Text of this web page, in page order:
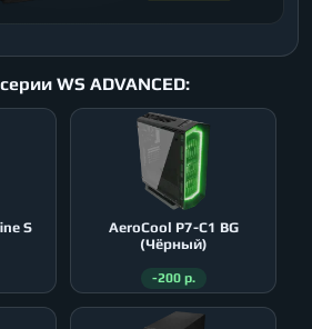
WS ADVANCED:
S
AeroСool P7-C1 BG
(Чёрный)
-200 р.